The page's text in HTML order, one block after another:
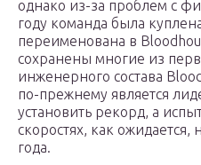
однако из-за проблем с
году команда была
переименована в
сохранены многие из
инженерного состава
по-прежнему является
установить рекорд, а
скоростях, как ожидается,
года.